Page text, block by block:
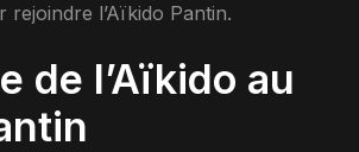
rejoindre l’Aïkido Pantin.
de l’Aïkido au